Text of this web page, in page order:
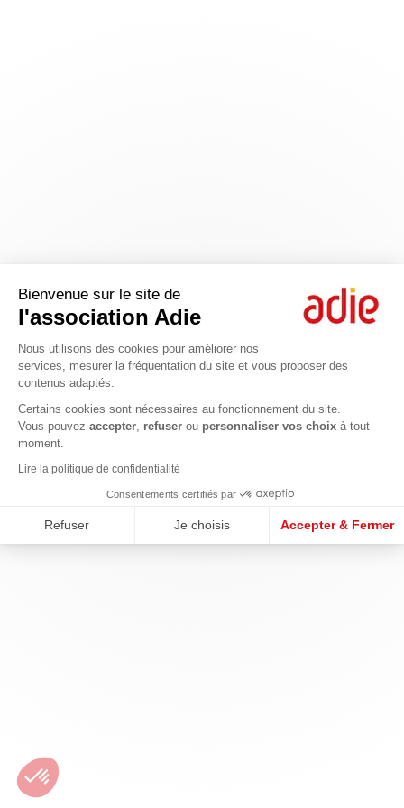
Bienvenue sur le site de
l'association Adie
Nous utilisons des cookies pour améliorer nos
services, mesurer la fréquentation du site et vous proposer des
contenus adaptés.
Certains cookies sont nécessaires au fonctionnement du site.
Vous pouvez accepter refuser ou personnaliser vos choix à tout
moment.
Lire la politique de confidentialité
Consentements certifiés par
Refuser Je choisis Accepter & Fermer
Axeptio consent